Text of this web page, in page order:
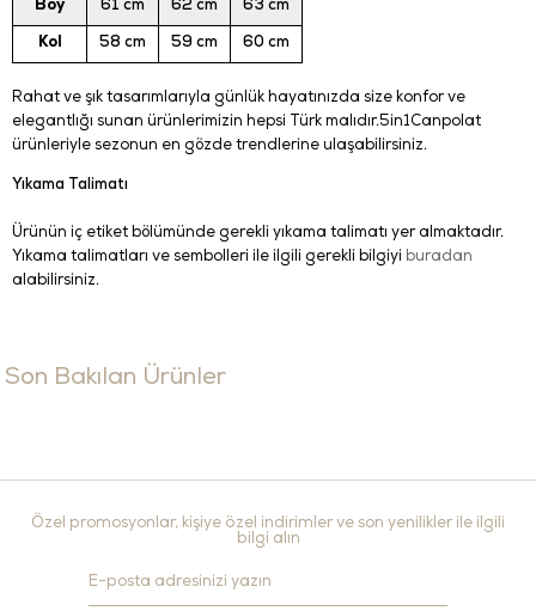
Boy 61 cm 62 cm 63 cm
Kol 58 cm 59 cm 60 cm
Rahat ve şık tasarımlarıyla günlük hayatınızda size konfor ve
elegantlığı sunan ürünlerimizin hepsi Türk malıdır.5in1Canpolat
ürünleriyle sezonun en gözde trendlerine ulaşabilirsiniz.
Yıkama Talimatı
Ürünün iç etiket bölümünde gerekli yıkama talimatı yer almaktadır.
Yıkama talimatları ve sembolleri ile ilgili gerekli bilgiyi buradan
alabilirsiniz.
Son Bakılan Ürünler
Özel promosyonlar, kişiye özel indirimler ve son yenilikler ile ilgili
bilgi alın